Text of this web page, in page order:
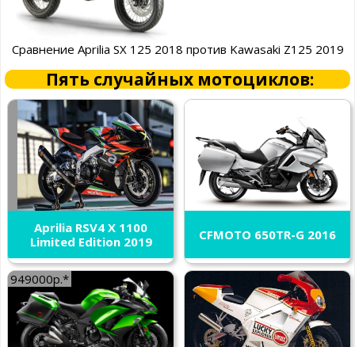
Сравнение Aprilia SX 125 2018 против Kawasaki Z125 2019
Пять случайных мотоциклов:
Aprilia RSV4 X 1100
Limited Edition 2019
CFMOTO 650TR-G 2016
949000р.*